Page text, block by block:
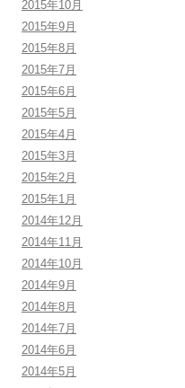
2015年10月
2015年9月
2015年8月
2015年7月
2015年6月
2015年5月
2015年4月
2015年3月
2015年2月
2015年1月
2014年12月
2014年11月
2014年10月
2014年9月
2014年8月
2014年7月
2014年6月
2014年5月